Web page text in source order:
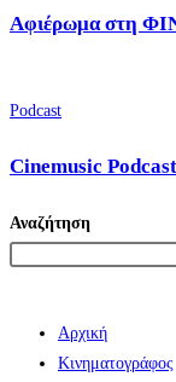
Αφιέρωμα στη
Podcast
Cinemusic
Αναζήτηση
Αρχική
Κινηματογράφος